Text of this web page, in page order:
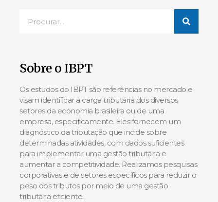
Sobre o IBPT
Os estudos do IBPT são referências no mercado e
visam identificar a carga tributária dos diversos
setores da economia brasileira ou de uma
empresa, especificamente. Eles fornecem um
diagnóstico da tributação que incide sobre
determinadas atividades, com dados suficientes
para implementar uma gestão tributária e
aumentar a competitividade. Realizamos pesquisas
corporativas e de setores específicos para reduzir o
peso dos tributos por meio de uma gestão
tributária eficiente.